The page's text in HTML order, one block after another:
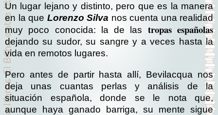
Un lugar lejano y distinto, pero que es la manera
en la que Lorenzo Silva nos cuenta una realidad
muy poco conocida: la de las tropas españolas
dejando su sudor, su sangre y a veces hasta la
vida en remotos lugares.
Pero antes de partir hasta allí, Bevilacqua nos
deja unas cuantas perlas y análisis de la
situación española, donde se le nota que,
aunque haya ganado barriga, su mente sigue